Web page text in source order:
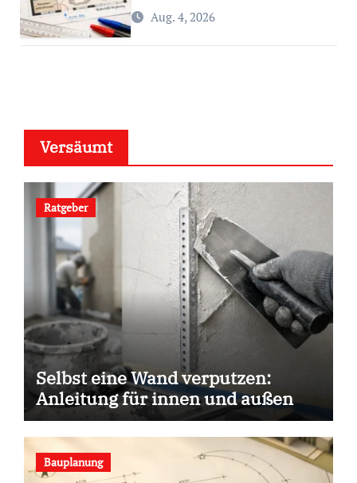
Aug. 4, 2026
Versäumt
Ratgeber
Selbst eine Wand verputzen:
Anleitung für innen und außen
Bauplanung